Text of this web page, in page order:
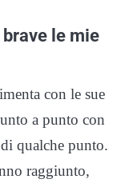
le mie
con le sue
a punto con
qualche punto.
raggiunto,